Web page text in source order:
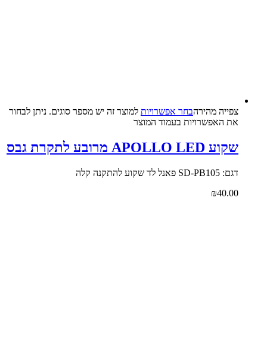
צפייה‬ ‫מהירה‬בחר אפשרויות למוצר זה יש מספר סוגים. ניתן לבחור
את האפשרויות בעמוד המוצר
שקוע APOLLO LED מרובע לתקרת גבס
דגם: SD-PB105 פאנל לד שקוע להתקנה קלה
₪40.00